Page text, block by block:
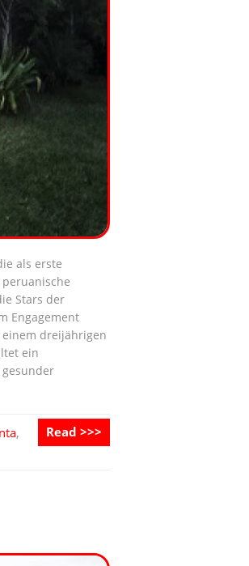
als erste
Stars der
Engagement
dreijährigen
ein
,
Read >>>